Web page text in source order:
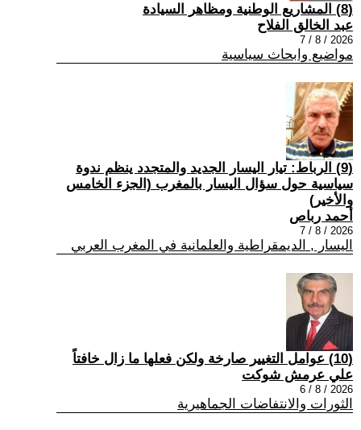
(8) المشاريع الوطنية ومظاهر السيادة
عبد الخالق الفلاح
2026 / 8 / 7
مواضيع وابحاث سياسية
(9) الرباط: تيار اليسار الجديد والمتجدد ينظم ندوة
سياسية حول سؤال اليسار بالمغرب (الجزء الخامس
والأخير)
أحمد رباص
2026 / 8 / 7
اليسار , الديمقراطية والعلمانية في المغرب العربي
(10) عوامل التغيير صارخة ولكن فعلها ما زال خافتاً
علي عرمش شوكت
2026 / 8 / 6
الثورات والانتفاضات الجماهيرية